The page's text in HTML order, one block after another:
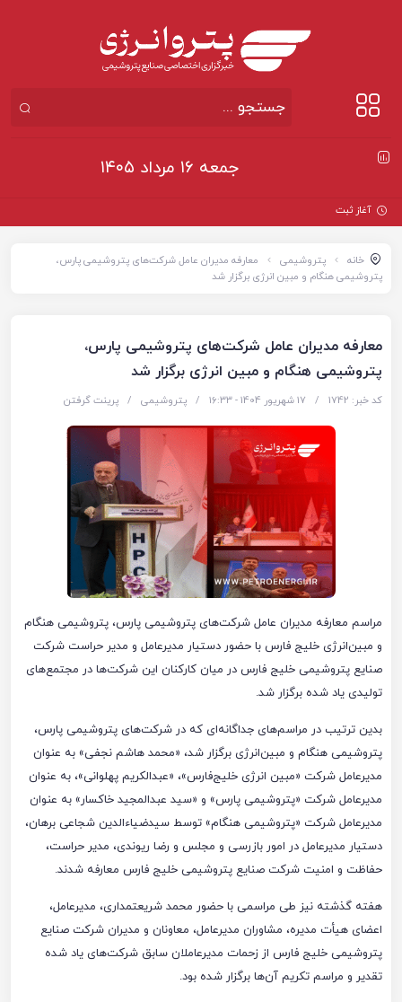
جمعه ۱۶ مرداد ۱۴۰۵
آغاز ثبت‌نام بزرگ‌
خانه پتروشیمی
معارفه مدیران عامل شرکت‌های پتروشیمی پارس،
پتروشیمی هنگام و مبین انرژی برگزار شد
معارفه مدیران عامل شرکت‌های پتروشیمی پارس،
پتروشیمی هنگام و مبین انرژی برگزار شد
کد خبر: 1742 / 17 شهریور 1404 - ۱۶:۳۳ / پتروشیمی / پرینت گرفتن
مراسم معارفه مدیران عامل شرکت‌های پتروشیمی پارس، پتروشیمی هنگام
و مبین‌انرژی خلیج فارس با حضور دستیار مدیرعامل و مدیر حراست شرکت
صنایع پتروشیمی خلیج فارس در میان کارکنان این شرکت‌ها در مجتمع‌های
تولیدی یاد شده برگزار شد.
بدین ترتیب در مراسم‌های جداگانه‌ای که در شرکت‌های پتروشیمی پارس،
پتروشیمی هنگام و مبین‌انرژی برگزار شد، «محمد هاشم نجفی» به عنوان
مدیرعامل شرکت «مبین انرژی خلیج‌فارس»، «عبدالکریم پهلوانی»، به عنوان
مدیرعامل شرکت «پتروشیمی پارس» و «سید عبدالمجید خاکسار» به عنوان
مدیرعامل شرکت «پتروشیمی هنگام» توسط سیدضیاءالدین شجاعی برهان،
دستیار مدیرعامل در امور بازرسی و مجلس و رضا ریوندی، مدیر حراست،
حفاظت و امنیت شرکت صنایع پتروشیمی خلیج فارس معارفه شدند.
هفته گذشته نیز طی مراسمی با حضور محمد شریعتمداری، مدیرعامل،
اعضای هیأت مدیره، مشاوران مدیرعامل، معاونان و مدیران شرکت صنایع
پتروشیمی خلیج فارس از زحمات مدیرعاملان سابق شرکت‌های یاد شده
تقدیر و مراسم تکریم آن‌ها برگزار شده بود.